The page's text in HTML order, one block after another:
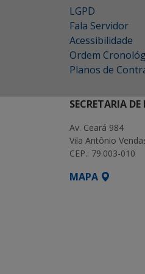
LGPD
Fala Servidor
Acessibilidade
Ordem
Planos de
SECRETARIA
Av. Ceará 984
Vila Antônio
CEP.: 79.003-010
MAPA